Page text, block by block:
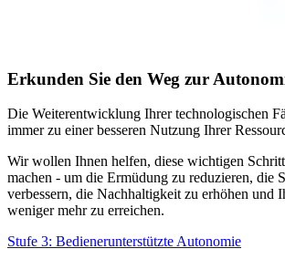
Erkunden Sie den Weg zur
Die Weiterentwicklung Ihrer technologischen
immer zu einer besseren Nutzung Ihrer
Wir wollen Ihnen helfen, diese wichtigen
machen - um die Ermüdung zu reduzieren, die
verbessern, die Nachhaltigkeit zu erhöhen und
weniger mehr zu erreichen.
Stufe 3: Bedienerunterstützte Autonomie